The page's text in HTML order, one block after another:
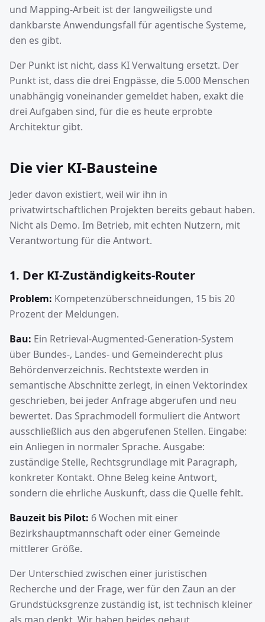
und Mapping-Arbeit ist der langweiligste und
dankbarste Anwendungsfall für agentische Systeme,
den es gibt.
Der Punkt ist nicht, dass KI Verwaltung ersetzt. Der
Punkt ist, dass die drei Engpässe, die 5.000 Menschen
unabhängig voneinander gemeldet haben, exakt die
drei Aufgaben sind, für die es heute erprobte
Architektur gibt.
Die vier KI-Bausteine
Jeder davon existiert, weil wir ihn in
privatwirtschaftlichen Projekten bereits gebaut haben.
Nicht als Demo. Im Betrieb, mit echten Nutzern, mit
Verantwortung für die Antwort.
1. Der KI-Zuständigkeits-Router
Problem: Kompetenzüberschneidungen, 15 bis 20
Prozent der Meldungen.
Bau: Ein Retrieval-Augmented-Generation-System
über Bundes-, Landes- und Gemeinderecht plus
Behördenverzeichnis. Rechtstexte werden in
semantische Abschnitte zerlegt, in einen Vektorindex
geschrieben, bei jeder Anfrage abgerufen und neu
bewertet. Das Sprachmodell formuliert die Antwort
ausschließlich aus den abgerufenen Stellen. Eingabe:
ein Anliegen in normaler Sprache. Ausgabe:
zuständige Stelle, Rechtsgrundlage mit Paragraph,
konkreter Kontakt. Ohne Beleg keine Antwort,
sondern die ehrliche Auskunft, dass die Quelle fehlt.
Bauzeit bis Pilot: 6 Wochen mit einer
Bezirkshauptmannschaft oder einer Gemeinde
mittlerer Größe.
Der Unterschied zwischen einer juristischen
Recherche und der Frage, wer für den Zaun an der
Grundstücksgrenze zuständig ist, ist technisch kleiner